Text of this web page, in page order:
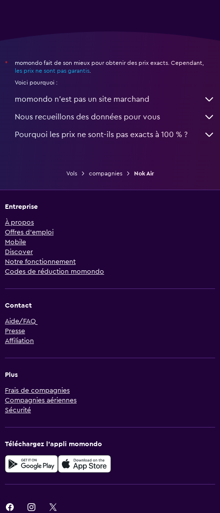
*
momondo fait de son mieux pour obtenir des prix exacts. Cependant,
les prix ne sont pas garantis
Voici pourquoi :
momondo n'est pas un site marchand
Nous recueillons des données pour vous
Pourquoi les prix ne sont-ils pas exacts à 100 % ?
Vols compagnies Nok Air
Entreprise
À propos
Offres d’emploi
Mobile
Discover
Notre fonctionnement
Codes de réduction momondo
Contact
Aide/FAQ
Presse
Affiliation
Plus
Frais de compagnies
Compagnies aériennes
Sécurité
Téléchargez l’appli momondo